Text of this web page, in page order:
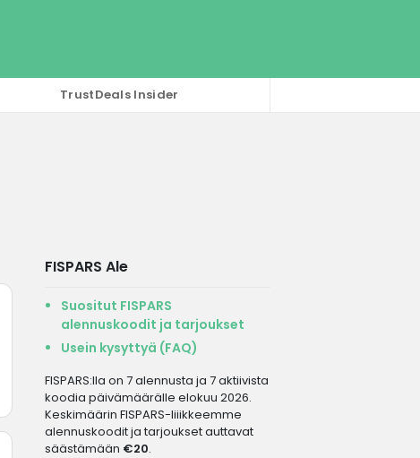
TrustDeals Insider
FISPARS Ale
Suositut FISPARS
alennuskoodit ja tarjoukset
Usein kysyttyä (FAQ)
FISPARS:lla on 7 alennusta ja 7 aktiivista
koodia päivämäärälle elokuu 2026.
Keskimäärin FISPARS-liiikkeemme
alennuskoodit ja tarjoukset auttavat
säästämään €20.